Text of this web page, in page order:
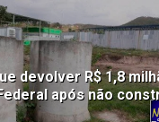
devolver R$ 1,8
após não